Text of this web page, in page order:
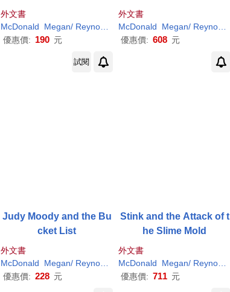
Megan / Madrid Peter H
. (CRT)
外文書
McDonald
Megan/ Reynolds Peter H. (ILT)
優惠價: 190 元
外文書
McDonald
Megan/ Reynolds
優惠價: 608 元
試閱
Peter H. (ILT)
Judy Moody and the Bu
cket List
外文書
McDonald
Megan/ Reynolds Peter H. (ILT)
優惠價: 228 元
Stink and the Attack of t
he Slime Mold
外文書
McDonald
Megan/ Reynolds
優惠價: 711 元